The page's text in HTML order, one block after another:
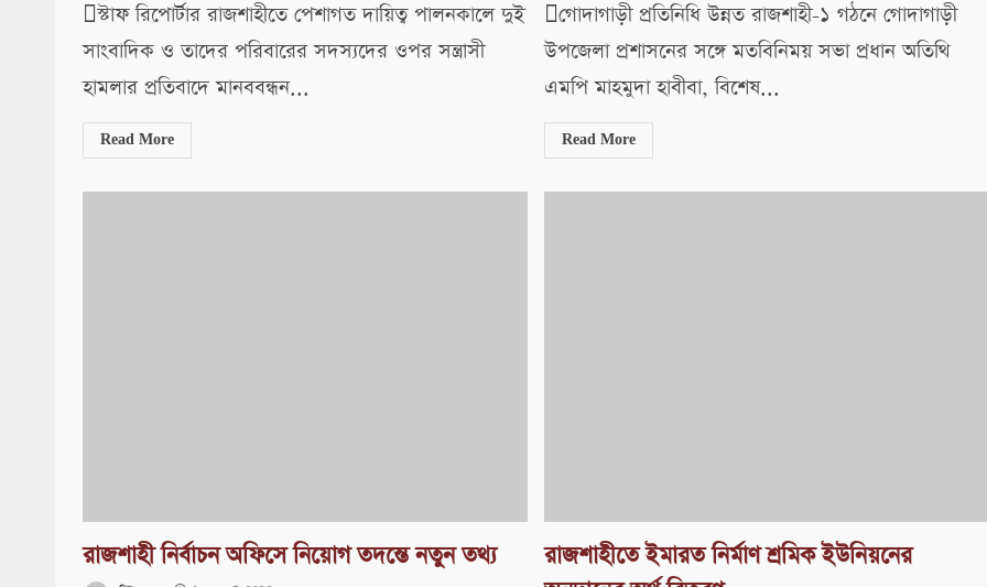
স্টাফ রিপোর্টার রাজশাহীতে পেশাগত দায়িত্ব পালনকালে দুই
সাংবাদিক ও তাদের পরিবারের সদস্যদের ওপর সন্ত্রাসী
হামলার প্রতিবাদে মানববন্ধন...
Read More
গোদাগাড়ী প্রতিনিধি উন্নত রাজশাহী-১ গঠনে গোদাগাড়ী
উপজেলা প্রশাসনের সঙ্গে মতবিনিময় সভা প্রধান অতিথি
এমপি মাহমুদা হাবীবা, বিশেষ...
Read More
রাজশাহী নির্বাচন অফিসে নিয়োগ তদন্তে নতুন তথ্য
রাজশাহীতে ইমারত নির্মাণ শ্রমিক ইউনিয়নের